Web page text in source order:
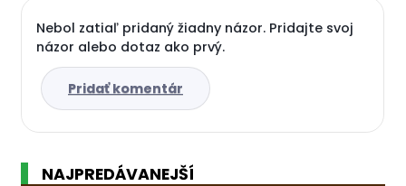
Nebol zatiaľ pridaný žiadny názor. Pridajte svoj
názor alebo dotaz ako prvý.
Pridať komentár
NAJPREDÁVANEJŠÍ